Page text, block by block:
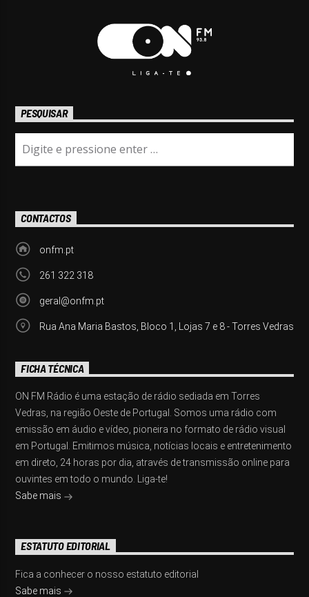
PESQUISAR
CONTACTOS
onfm.pt
261 322 318
geral@onfm.pt
Rua Ana Maria Bastos, Bloco 1, Lojas 7 e 8 - Torres Vedras
FICHA TÉCNICA
ON FM Rádio é uma estação de rádio sediada em Torres
Vedras, na região Oeste de Portugal. Somos uma rádio com
emissão em áudio e vídeo, pioneira no formato de rádio visual
em Portugal. Emitimos música, notícias locais e entretenimento
em direto, 24 horas por dia, através de transmissão online para
ouvintes em todo o mundo. Liga-te!
Sabe mais
ESTATUTO EDITORIAL
Fica a conhecer o nosso estatuto editorial
Sabe mais